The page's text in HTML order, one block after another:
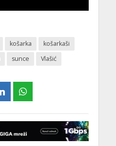
košarka
košarkaši
sunce Vlašić